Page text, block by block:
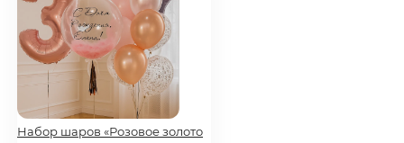
Набор шаров «Розовое золото